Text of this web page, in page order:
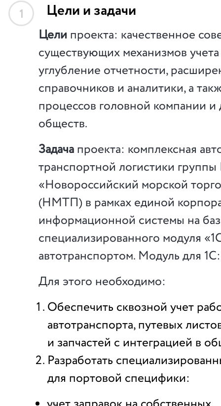
1 Цели и задачи
Цели проекта: качественное
существующих механизмов
углубление отчетности,
справочников и аналитики, а
процессов головной компании и
обществ.
Задачапроекта: комплексная
транспортной логистики
«Новороссийский морской
(НМТП) в рамках единой
информационной системы на
специализированного модуля
автотранспортом. Модуль для
Для этого необходимо:
Обеспечить сквозной учет
автотранспорта, путевых
и запчастей с интеграцией в
Разработать
для портовой специфики: